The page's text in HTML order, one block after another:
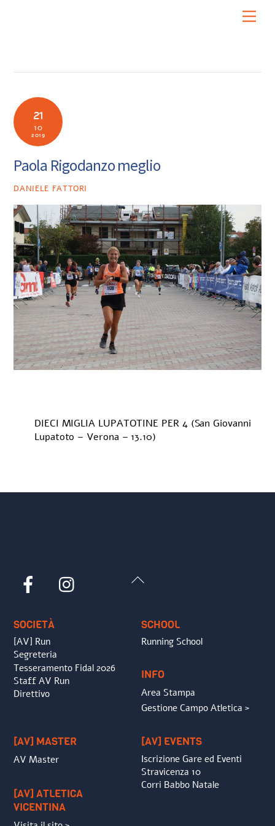
21
10
2019
Paola Rigodanzo meglio
DANIELE FATTORI
DIECI MIGLIA LUPATOTINE PER 4 (San Giovanni
Lupatoto – Verona – 13.10)
Back
Facebook
SOCIETÀ
[AV] Run
Segreteria
Tesseramento Fidal 2026
Staff AV Run
Direttivo
SCHOOL
Running School
INFO
Area Stampa
Gestione Campo Atletica >
[AV] MASTER
AV Master
[AV] ATLETICA
VICENTINA
[AV] EVENTS
Iscrizione Gare ed Eventi
Stravicenza 10
Corri Babbo Natale